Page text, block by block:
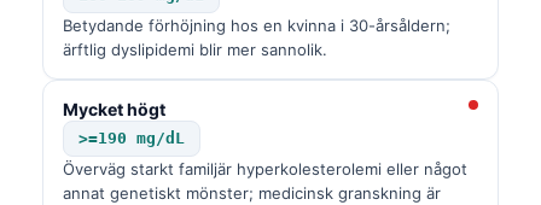
Betydande förhöjning hos en kvinna i 30-årsåldern;
ärftlig dyslipidemi blir mer sannolik.
Mycket högt
>=190 mg/dL
Överväg starkt familjär hyperkolesterolemi eller något
annat genetiskt mönster; medicinsk granskning är